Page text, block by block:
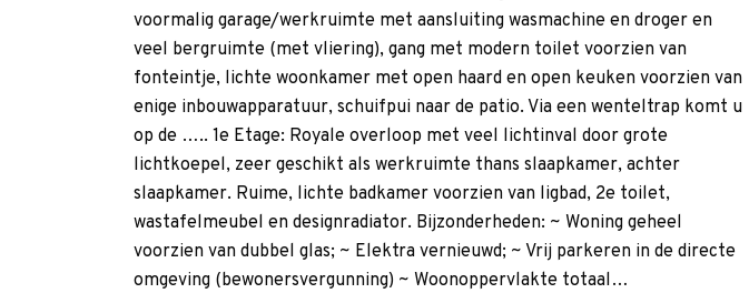
voormalig garage/werkruimte met aansluiting wasmachine en droger en
veel bergruimte (met vliering), gang met modern toilet voorzien van
fonteintje, lichte woonkamer met open haard en open keuken voorzien van
enige inbouwapparatuur, schuifpui naar de patio. Via een wenteltrap komt u
op de ….. 1e Etage: Royale overloop met veel lichtinval door grote
lichtkoepel, zeer geschikt als werkruimte thans slaapkamer, achter
slaapkamer. Ruime, lichte badkamer voorzien van ligbad, 2e toilet,
wastafelmeubel en designradiator. Bijzonderheden: ~ Woning geheel
voorzien van dubbel glas; ~ Elektra vernieuwd; ~ Vrij parkeren in de directe
omgeving (bewonersvergunning) ~ Woonoppervlakte totaal…